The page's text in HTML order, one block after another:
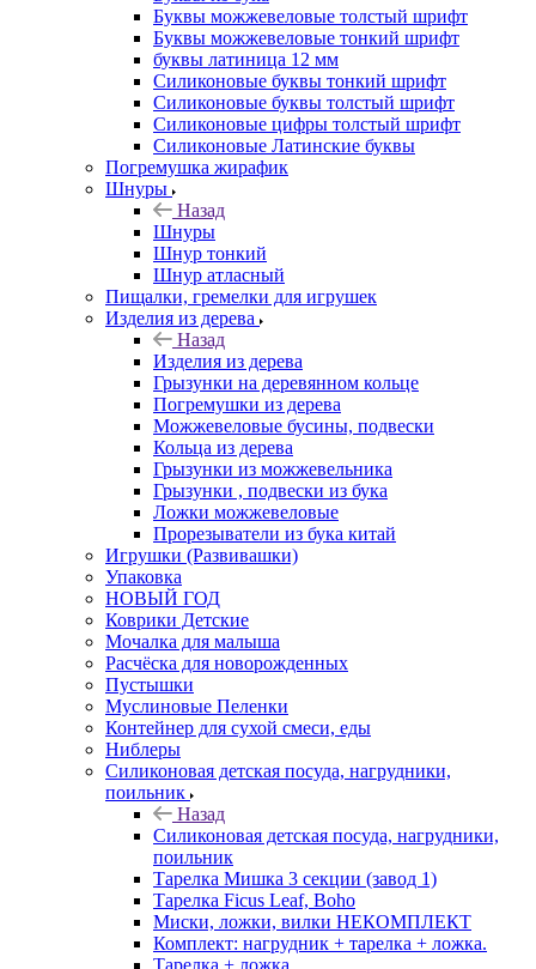
Буквы можжевеловые толстый шрифт
Буквы можжевеловые тонкий шрифт
буквы латиница 12 мм
Силиконовые буквы тонкий шрифт
Силиконовые буквы толстый шрифт
Силиконовые цифры толстый шрифт
Силиконовые Латинские буквы
Погремушка жирафик
Шнуры
Назад
Шнуры
Шнур тонкий
Шнур атласный
Пищалки, гремелки для игрушек
Изделия из дерева
Назад
Изделия из дерева
Грызунки на деревянном кольце
Погремушки из дерева
Можжевеловые бусины, подвески
Кольца из дерева
Грызунки из можжевельника
Грызунки , подвески из бука
Ложки можжевеловые
Прорезыватели из бука китай
Игрушки (Развивашки)
Упаковка
НОВЫЙ ГОД
Коврики Детские
Мочалка для малыша
Расчёска для новорожденных
Пустышки
Муслиновые Пеленки
Контейнер для сухой смеси, еды
Ниблеры
Силиконовая детская посуда, нагрудники,
поильник
Назад
Силиконовая детская посуда, нагрудники,
поильник
Тарелка Мишка 3 секции (завод 1)
Тарелка Ficus Leaf, Boho
Миски, ложки, вилки НЕКОМПЛЕКТ
Комплект: нагрудник + тарелка + ложка.
Тарелка + ложка